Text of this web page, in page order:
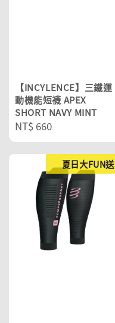
【INCYLENCE】三鐵運
動機能短襪 APEX
SHORT NAVY MINT
Regular
price
NT$ 660
夏日大FUN送